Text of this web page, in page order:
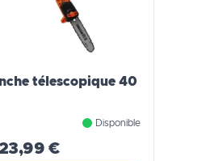
télescopique 40
Disponible
€